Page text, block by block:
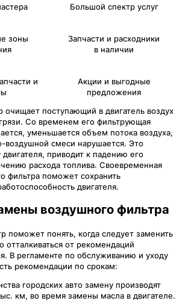
Большой спектр услуг
зоны
Запчасти и расходники
в наличии
и
Акции и выгодные
предложения
очищает поступающий в двигатель воздух
Со временем его фильтрующая
уменьшается объем потока воздуха,
воздушной смеси нарушается. Это
двигателя, приводит к падению его
расхода топлива. Своевременная
фильтра поможет сохранить
двигателя.
воздушного фильтра
поможет понять, когда следует заменить
от рекомендаций
В регламенте по обслуживанию и уходу
рекомендации по срокам:
городских авто замену производят
км, во время замены масла в двигателе.